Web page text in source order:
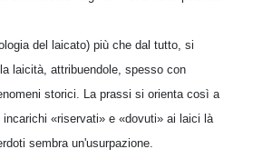
del laicato) più che dal tutto, si
laicità, attribuendole, spesso con
storici. La prassi si orienta così a
«riservati» e «dovuti» ai laici là
sembra un'usurpazione.